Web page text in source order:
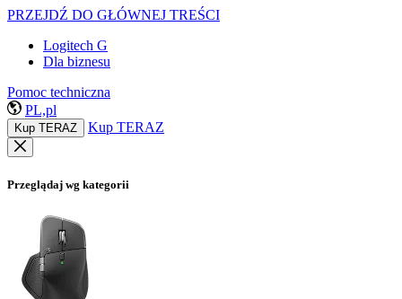
PRZEJDŹ DO GŁÓWNEJ TREŚCI
Logitech G
Dla biznesu
Pomoc techniczna
PL,pl
Kup TERAZ Kup TERAZ
Przeglądaj wg kategorii